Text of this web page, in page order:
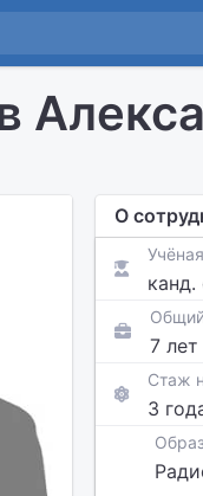
О
канд.
7 лет
Стаж
3